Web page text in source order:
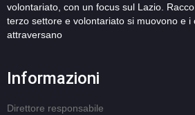
volontariato, con un focus sul Lazio.
terzo settore e volontariato si muovono e i
attraversano
Informazioni
Direttore responsabile